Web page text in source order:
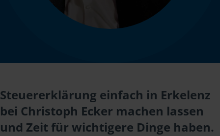
Steuererklärung einfach in Erkelenz
bei Christoph Ecker machen lassen
und Zeit für wichtigere Dinge haben.